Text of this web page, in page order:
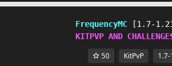
FrequencyMC
[1.7-
KITPVP AND
50 KitPvP 1.7-